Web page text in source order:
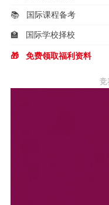
📚 国际课程备考
🏫 国际学校择校
🎁 免费领取福利资料
竞